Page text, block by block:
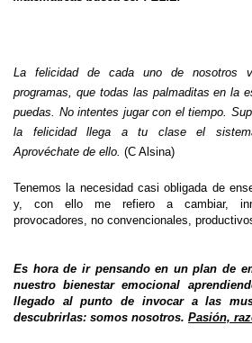
La felicidad de cada uno de nosotros
programas, que todas las palmaditas en la
puedas. No intentes jugar con el tiempo.
la felicidad llega a tu clase el sistema
Aprovéchate de ello. (C Alsina)
Tenemos la necesidad casi obligada de
y, con ello me refiero a cambiar,
provocadores, no convencionales,
Es hora de ir pensando en un plan de
nuestro bienestar emocional
llegado al punto de invocar a las
descubrirlas: somos nosotros. Pasión,